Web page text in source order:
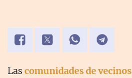
Las comunidades de vecinos